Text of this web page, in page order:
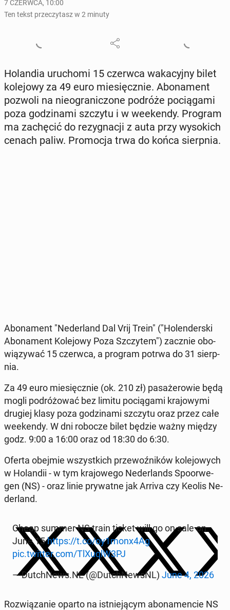
7 CZERWCA, 10:00
Ten tekst przeczytasz w 2 minuty
Ho­lan­dia uru­cho­mi 15 czerwca wa­ka­cyj­ny bilet
ko­le­jo­wy za 49 euro mie­sięcz­nie. Abo­na­ment
pozwoli na nie­ogra­ni­czo­ne podróże po­cią­ga­mi
poza go­dzi­na­mi szczytu i w week­en­dy. Program
ma za­chę­cić do re­zy­gna­cji z auta przy wy­so­kich
cenach paliw. Pro­mo­cja trwa do końca sierp­nia.
Abo­na­ment "Ne­der­land Dal Vrij Trein" ("Ho­len­der­ski
Abo­na­ment Ko­le­jo­wy Poza Szczy­tem") zacznie obo­
wią­zy­wać 15 czerwca, a program potrwa do 31 sierp­
nia.
Za 49 euro mie­sięcz­nie (ok. 210 zł) pa­sa­że­ro­wie będą
mogli po­dró­żo­wać bez limitu po­cią­ga­mi kra­jo­wy­mi
drugiej klasy poza go­dzi­na­mi szczytu oraz przez całe
week­en­dy. W dni robocze bilet będzie ważny między
godz. 9:00 a 16:00 oraz od 18:30 do 6:30.
Oferta obejmie wszyst­kich prze­woź­ni­ków ko­le­jo­wych
w Ho­lan­dii - w tym kra­jo­we­go Ne­der­lands Spo­or­we­
gen (NS) - oraz linie pry­wat­ne jak Arriva czy Keolis Ne­
der­land.
Cheap summer NS train ticket will go on sale on
June 15https://t.co/oy1monx4Ag
pic.twitter.com/TlXuqlW3PJ
— Dutch­News.NL (@Dutch­New­sNL) June 4, 2026
Roz­wią­za­nie oparto na ist­nie­ją­cym abo­na­men­cie NS